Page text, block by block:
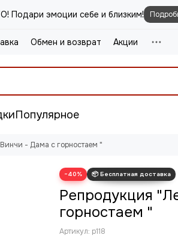
эмоции себе и близким!
Обмен и возврат Акции
Популярное
- Дама с горностаем "
−40%
Репродукция
горностаем "
Артикул: р118